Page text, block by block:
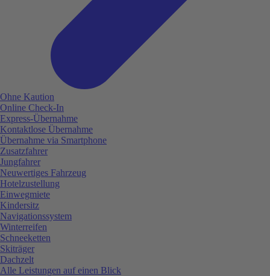
Ohne Kaution
Online Check-In
Express-Übernahme
Kontaktlose Übernahme
Übernahme via Smartphone
Zusatzfahrer
Jungfahrer
Neuwertiges Fahrzeug
Hotelzustellung
Einwegmiete
Kindersitz
Navigationssystem
Winterreifen
Schneeketten
Skiträger
Dachzelt
Alle Leistungen auf einen Blick